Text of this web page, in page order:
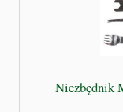
Niezbędnik